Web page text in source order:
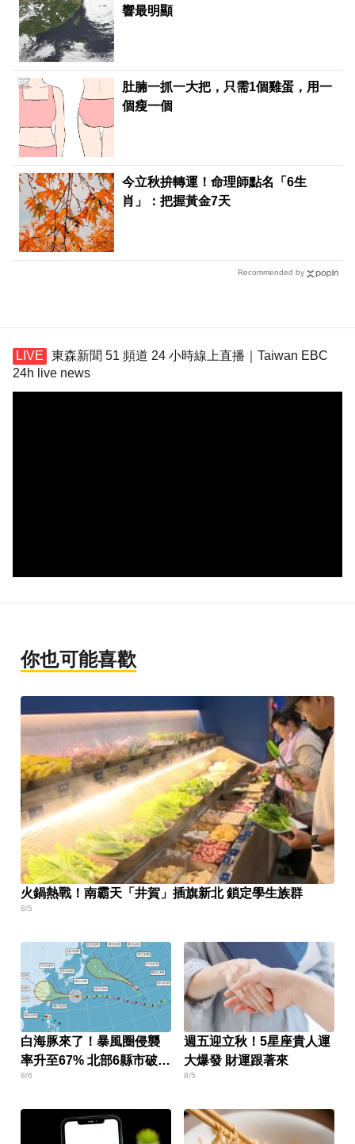
響最明顯
肚腩一抓一大把，只需1個雞蛋，用一
個瘦一個
PR
今立秋拚轉運！命理師點名「6生
肖」：把握黃金7天
Recommended by
東森新聞 51 頻道 24 小時線上直播｜Taiwan EBC
24h live news
你也可能喜歡
火鍋熱戰！南霸天「井賀」插旗新北 鎖定學生族群
8/5
白海豚來了！暴風圈侵襲
率升至67% 北部6縣市破5
成
8/6
週五迎立秋！5星座貴人運
大爆發 財運跟著來
8/5